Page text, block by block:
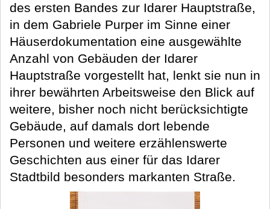
des ersten Bandes zur Idarer Hauptstraße,
in dem Gabriele Purper im Sinne einer
Häuserdokumentation eine ausgewählte
Anzahl von Gebäuden der Idarer
Hauptstraße vorgestellt hat, lenkt sie nun in
ihrer bewährten Arbeitsweise den Blick auf
weitere, bisher noch nicht berücksichtigte
Gebäude, auf damals dort lebende
Personen und weitere erzählenswerte
Geschichten aus einer für das Idarer
Stadtbild besonders markanten Straße.